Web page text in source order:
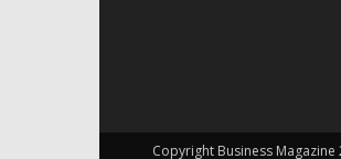
Copyright Business